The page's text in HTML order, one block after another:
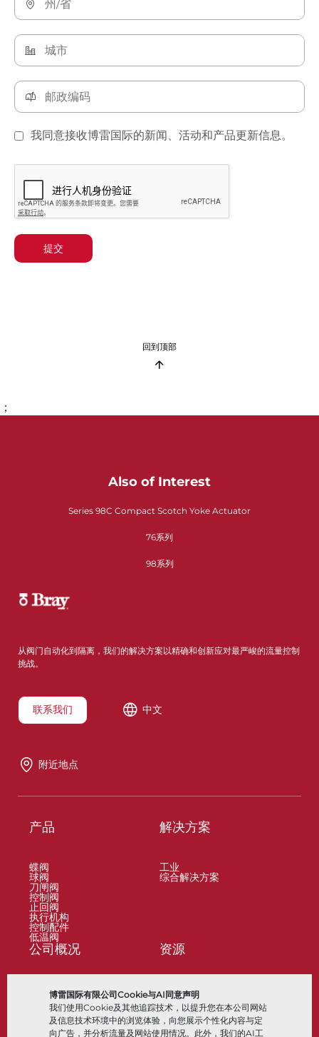
博雷国际有限公司Cookie与AI同意声明
我们使用Cookie及其他追踪技术，以提升您在本公司网站
及信息技术环境中的浏览体验，向您展示个性化内容与定
向广告，并分析流量及网站使用情况。此外，我们的AI工
我同意接收博雷国际的新闻、活动和产品更新信息。
提交
回到顶部
；
Also of Interest
Series 98C Compact Scotch Yoke Actuator
76系列
98系列
从阀门自动化到隔离，我们的解决方案以精确和创新应对最严峻的流量控制
挑战。
联系我们 中文
附近地点
产品
蝶阀
球阀
刀闸阀
控制阀
止回阀
执行机构
控制配件
低温阀
解决方案
工业
综合解决方案
公司概况
合作伙伴
可持续性
客户门户
资源
文档
知识中心
软件
材料选择